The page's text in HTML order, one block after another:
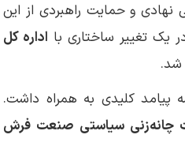
و حمایت راهبردی از این
تغییر ساختاری با اداره کل
شد.
پیامد کلیدی به همراه داشت.
چانه‌زنی سیاستی صنعت فرش